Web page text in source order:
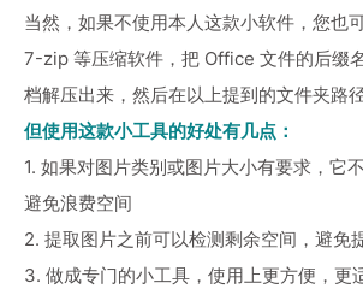
当然，如果不使用本人这款小软件，您也
7-zip 等压缩软件，把 Office 文件的后缀
档解压出来，然后在以上提到的文件夹路
但使用这款小工具的好处有几点：
1. 如果对图片类别或图片大小有要求，它
避免浪费空间
2. 提取图片之前可以检测剩余空间，避免
3. 做成专门的小工具，使用上更方便，更